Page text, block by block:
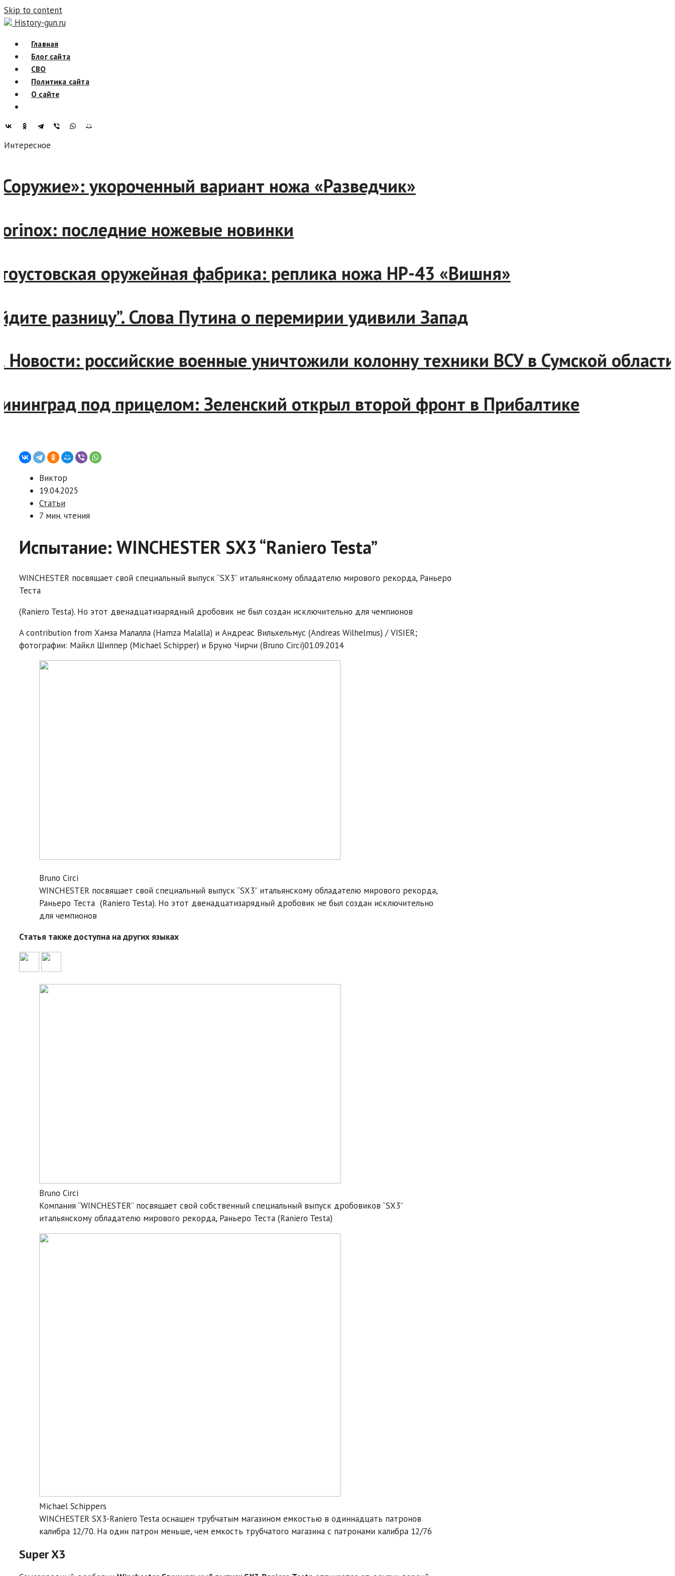
Skip to content
History-gun.ru
Главная
Блог сайта
СВО
Политика сайта
О сайте
Интересное
укороченный вариант ножа «Разведчик»
последние ножевые новинки
оружейная фабрика: реплика ножа НР-43 «Вишня»
разницу”. Слова Путина о перемирии удивили Запад
Новости: российские военные уничтожили колонну техники ВСУ в Сумской
под прицелом: Зеленский открыл второй фронт в Прибалтике
Виктор
19.04.2025
Статьи
7 мин. чтения
Испытание: WINCHESTER SX3 “Raniero Testa”
WINCHESTER посвящает свой специальный выпуск “SX3” итальянскому обладателю мирового рекорда, Раньеро
Теста
(Raniero Testa). Но этот двенадцатизарядный дробовик не был создан исключительно для чемпионов
A contribution from Хамза Малалла (Hamza Malalla) и Андреас Вильхельмус (Andreas Wilhelmus) / VISIER;
фотографии: Майкл Шиппер (Michael Schipper) и Бруно Чирчи (Bruno Circi)01.09.2014
Bruno Circi
WINCHESTER посвящает свой специальный выпуск “SX3” итальянскому обладателю мирового рекорда,
Раньеро Теста (Raniero Testa). Но этот двенадцатизарядный дробовик не был создан исключительно
для чемпионов
Статья также доступна на других языках
Bruno Circi
Компания “WINCHESTER” посвящает свой собственный специальный выпуск дробовиков “SX3”
итальянскому обладателю мирового рекорда, Раньеро Теста (Raniero Testa)
Michael Schippers
WINCHESTER SX3-Raniero Testa оснащен трубчатым магазином емкостью в одиннадцать патронов
калибра 12/70. На один патрон меньше, чем емкость трубчатого магазина с патронами калибра 12/76
Super X3